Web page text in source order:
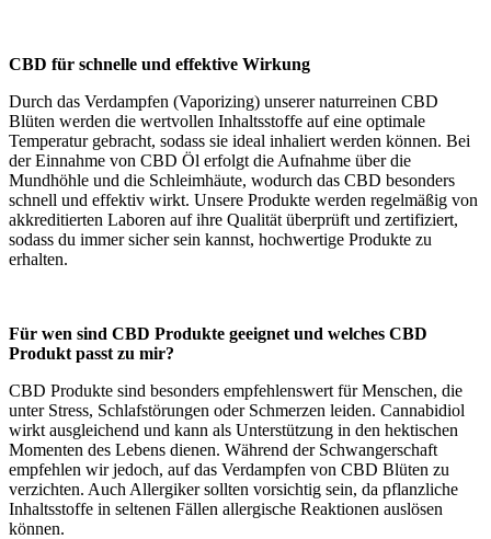
CBD für schnelle und effektive Wirkung
Durch das Verdampfen (Vaporizing) unserer naturreinen CBD
Blüten werden die wertvollen Inhaltsstoffe auf eine optimale
Temperatur gebracht, sodass sie ideal inhaliert werden können. Bei
der Einnahme von CBD Öl erfolgt die Aufnahme über die
Mundhöhle und die Schleimhäute, wodurch das CBD besonders
schnell und effektiv wirkt. Unsere Produkte werden regelmäßig von
akkreditierten Laboren auf ihre Qualität überprüft und zertifiziert,
sodass du immer sicher sein kannst, hochwertige Produkte zu
erhalten.
Für wen sind CBD Produkte geeignet und welches CBD
Produkt passt zu mir?
CBD Produkte sind besonders empfehlenswert für Menschen, die
unter Stress, Schlafstörungen oder Schmerzen leiden. Cannabidiol
wirkt ausgleichend und kann als Unterstützung in den hektischen
Momenten des Lebens dienen. Während der Schwangerschaft
empfehlen wir jedoch, auf das Verdampfen von CBD Blüten zu
verzichten. Auch Allergiker sollten vorsichtig sein, da pflanzliche
Inhaltsstoffe in seltenen Fällen allergische Reaktionen auslösen
können.